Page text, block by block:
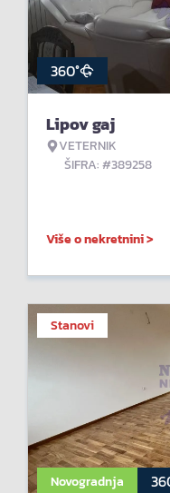
360°
Lipov gaj
VETERNIK
ŠIFRA: #389258
Više o nekretnini >
Stanovi
Novogradnja